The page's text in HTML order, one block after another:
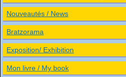
Nouveautés / News
Bratzorama
Exposition/ Exhibition
Mon livre / My book